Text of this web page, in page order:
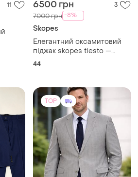
11 6500 грн 3
7000 грн -8%
Skopes
Елегантний оксамитовий
піджак skopes tiesto —
ідеальний образ для
44
TOP